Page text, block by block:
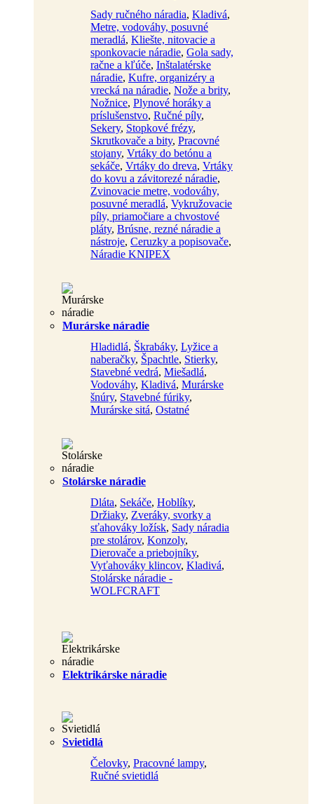
Sady ručného náradia, Kladivá,
Metre, vodováhy, posuvné
meradlá, Kliešte, nitovacie a
sponkovacie náradie, Gola sady,
račne a kľúče, Inštalatérske
náradie, Kufre, organizéry a
vrecká na náradie, Nože a brity,
Nožnice, Plynové horáky a
príslušenstvo, Ručné píly,
Sekery, Stopkové frézy,
Skrutkovače a bity, Pracovné
stojany, Vrtáky do betónu a
sekáče, Vrtáky do dreva, Vrtáky
do kovu a závitorezé náradie,
Zvinovacie metre, vodováhy,
posuvné meradlá, Vykružovacie
píly, priamočiare a chvostové
pláty, Brúsne, rezné náradie a
nástroje, Ceruzky a popisovače,
Náradie KNIPEX
Murárske náradie
Hladidlá, Škrabáky, Lyžice a
naberačky, Špachtle, Stierky,
Stavebné vedrá, Miešadlá,
Vodováhy, Kladivá, Murárske
šnúry, Stavebné fúriky,
Murárske sitá, Ostatné
Stolárske náradie
Dláta, Sekáče, Hoblíky,
Držiaky, Zveráky, svorky a
sťahováky ložísk, Sady náradia
pre stolárov, Konzoly,
Dierovače a priebojníky,
Vyťahováky klincov, Kladivá,
Stolárske náradie -
WOLFCRAFT
Elektrikárske náradie
Svietidlá
Čelovky, Pracovné lampy,
Ručné svietidlá